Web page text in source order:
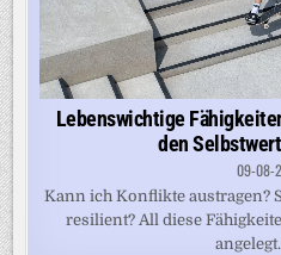
Lebenswichtige
den
09-08-
Kann ich Konflikte austragen?
resilient? All diese